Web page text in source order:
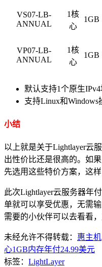
VS07-LB-
ANNUAL
1核
心
1GB
VP07-LB-
ANNUAL
1核
心
1GB
默认支持1个原生
支持Linux和Windows
小结
以上就是关于Lightlayer云
出性价比还是很高的。如
先选用这些特价方案，这
此次Lightlayer云服务器年
单就可以享受优惠，无需
需要的小伙伴可以去看看，
未经允许不得转载： 惠主机
心1GB内存年付24.99美元
标签： LightLayer